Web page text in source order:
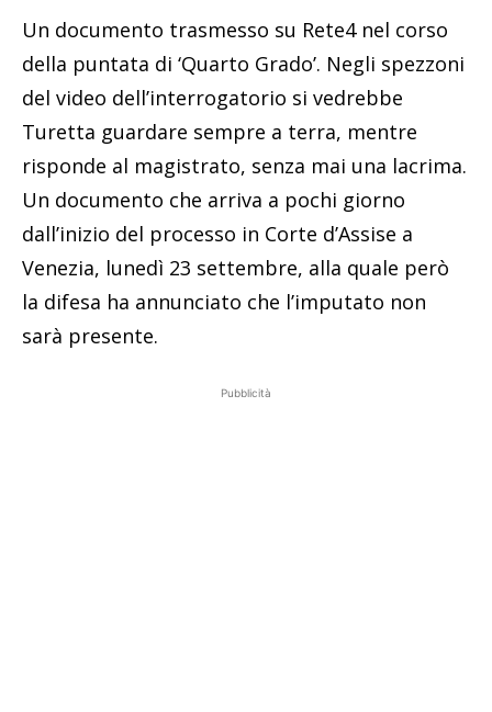
Un documento trasmesso su Rete4 nel corso
della puntata di ‘Quarto Grado’. Negli spezzoni
del video dell’interrogatorio si vedrebbe
Turetta guardare sempre a terra, mentre
risponde al magistrato, senza mai una lacrima.
Un documento che arriva a pochi giorno
dall’inizio del processo in Corte d’Assise a
Venezia, lunedì 23 settembre, alla quale però
la difesa ha annunciato che l’imputato non
sarà presente.
Pubblicità